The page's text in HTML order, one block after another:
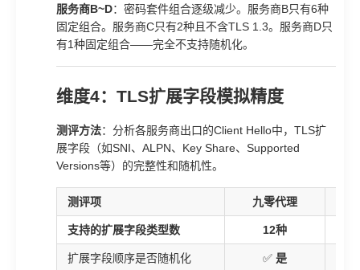
服务商B~D：密码套件组合逐级减少。服务商B只有6种
固定组合。服务商C只有2种且不含TLS 1.3。服务商D只
有1种固定组合——完全不支持随机化。
维度4：TLS扩展字段模拟精度
测评方法：分析各服务商出口的Client Hello中，TLS扩
展字段（如SNI、ALPN、Key Share、Supported
Versions等）的完整性和随机性。
测评项 九零代理
支持的扩展字段类型数 12种
扩展字段顺序是否随机化 ✅ 是